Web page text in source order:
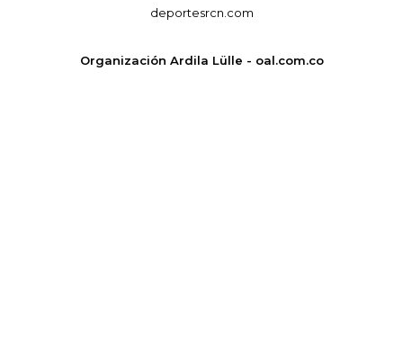
deportesrcn.com
Organización Ardila Lülle - oal.com.co